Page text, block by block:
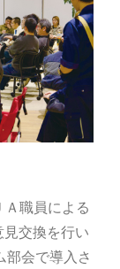
職員による
交換を行い
部会で導入さ